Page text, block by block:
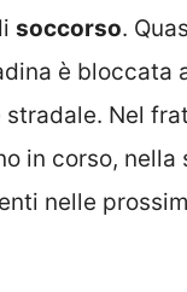
soccorso.
è bloccata
Nel
in corso, nella
nelle